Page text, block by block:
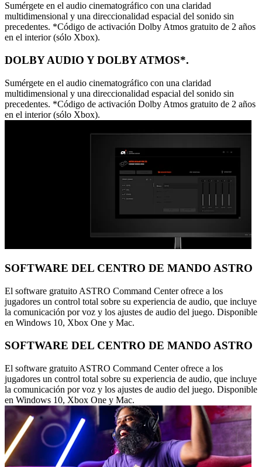
Sumérgete en el audio cinematográfico con una claridad
multidimensional y una direccionalidad espacial del sonido sin
precedentes. *Código de activación Dolby Atmos gratuito de 2 años
en el interior (sólo Xbox).
DOLBY AUDIO Y DOLBY ATMOS*.
Sumérgete en el audio cinematográfico con una claridad
multidimensional y una direccionalidad espacial del sonido sin
precedentes. *Código de activación Dolby Atmos gratuito de 2 años
en el interior (sólo Xbox).
SOFTWARE DEL CENTRO DE MANDO ASTRO
El software gratuito ASTRO Command Center ofrece a los
jugadores un control total sobre su experiencia de audio, que incluye
la comunicación por voz y los ajustes de audio del juego. Disponible
en Windows 10, Xbox One y Mac.
SOFTWARE DEL CENTRO DE MANDO ASTRO
El software gratuito ASTRO Command Center ofrece a los
jugadores un control total sobre su experiencia de audio, que incluye
la comunicación por voz y los ajustes de audio del juego. Disponible
en Windows 10, Xbox One y Mac.